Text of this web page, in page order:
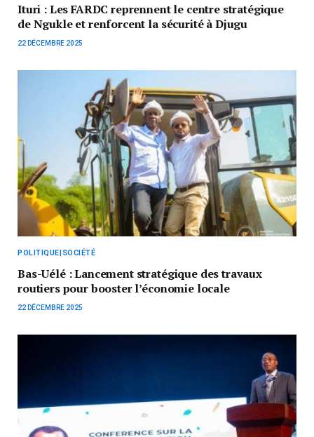
Ituri : Les FARDC reprennent le centre stratégique
de Ngukle et renforcent la sécurité à Djugu
22 DÉCEMBRE 2025
POLITIQUE|SOCIÉTÉ
Bas-Uélé : Lancement stratégique des travaux
routiers pour booster l’économie locale
22 DÉCEMBRE 2025